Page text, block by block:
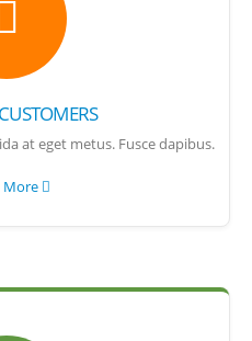
at eget metus. Fusce dapibus.
More